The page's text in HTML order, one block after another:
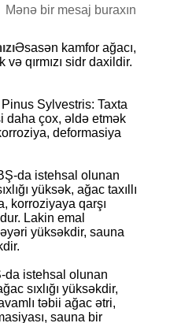
Mənə bir mesaj buraxın
Əsasən kamfor ağacı,
qırmızı sidr daxildir.
Sylvestris: Taxta
daha çox, əldə etmək
deformasiya
da istehsal olunan
yüksək, ağac taxıllı
korroziyaya qarşı
Lakin emal
yüksəkdir, sauna
da istehsal olunan
sıxlığı yüksəkdir,
təbii ağac ətri,
sauna bir